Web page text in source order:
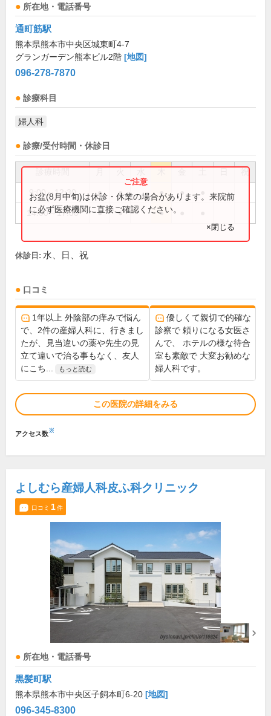
所在地・電話番号
通町筋駅
熊本県熊本市中央区城東町4-7
グランガーデン熊本ビル2階 [地図]
096-278-7870
診療科目
婦人科
診療/受付時間・休診日
祝
9:00～12:30 ● ● ● ●
14:00～17:00 ● ● ●
お盆(8月中旬)は休診・休業の場合があります。来院前
に必ず医療機関に直接ご確認ください。
×閉じる
休診日: 水、日、祝
口コミ
1年以上 外陰部の痒みで悩ん
で、2件の産婦人科に、行きまし
たが、見当違いの薬や先生の見
立て違いで治る事もなく、友人
にこち...
もっと読む
優しくて親切で的確な
診察で 頼りになる女医さ
んで、 ホテルの様な待合
室も素敵で 大変お勧めな
婦人科です。
この医院の詳細をみる
アクセス数※
よしむら産婦人科皮ふ科クリニック
口コミ 1件
所在地・電話番号
黒髪町駅
熊本県熊本市中央区子飼本町6-20 [地図]
096-345-8300